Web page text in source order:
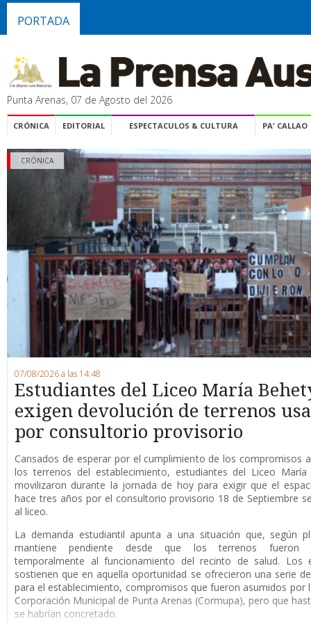
PORTADA
Punta Arenas, 07 de Agosto del 2026
CRÓNICA EDITORIAL ESPECTACULOS & CULTURA PA' CALLAO
CRÓNICA
07/08/2026 a las 14:48
Estudiantes del Liceo María
exigen devolución de terrenos
por consultorio provisorio
Cansados de esperar por el cumplimiento de los compromisos
los terrenos del establecimiento, estudiantes del Liceo
movilizaron durante la jornada de hoy para exigir que el
hace tres años por el consultorio provisorio 18 de Septiembre
al liceo.
La demanda estudiantil apunta a una situación que, según
mantiene pendiente desde que los terrenos fueron
temporalmente al funcionamiento del recinto de salud. Los
sostienen que en aquella oportunidad se ofrecieron una serie
para el establecimiento, compromisos que fueron asumidos por
Corporación Municipal de Punta Arenas (Cormupa), pero que
se habrían concretado.